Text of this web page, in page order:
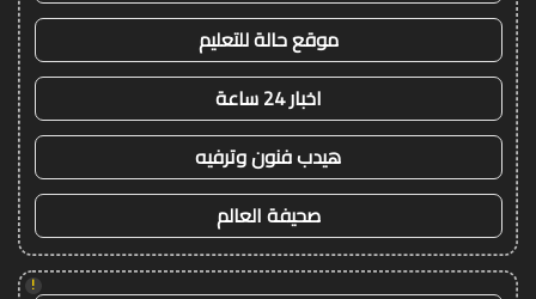
موقع حالة للتعليم
اخبار 24 ساعة
هيدب فنون وترفيه
صحيفة العالم
!